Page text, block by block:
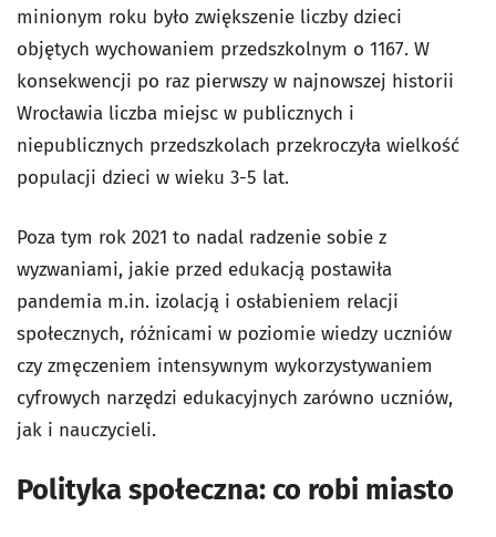
minionym roku było zwiększenie liczby dzieci
objętych wychowaniem przedszkolnym o 1167. W
konsekwencji po raz pierwszy w najnowszej historii
Wrocławia liczba miejsc w publicznych i
niepublicznych przedszkolach przekroczyła wielkość
populacji dzieci w wieku 3-5 lat.
Poza tym rok 2021 to nadal radzenie sobie z
wyzwaniami, jakie przed edukacją postawiła
pandemia m.in. izolacją i osłabieniem relacji
społecznych, różnicami w poziomie wiedzy uczniów
czy zmęczeniem intensywnym wykorzystywaniem
cyfrowych narzędzi edukacyjnych zarówno uczniów,
jak i nauczycieli.
Polityka społeczna: co robi miasto